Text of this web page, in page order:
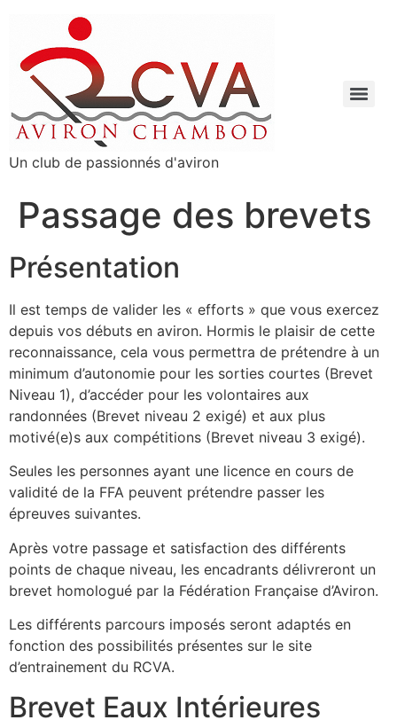
Un club de passionnés d'aviron
Passage des brevets
Présentation
Il est temps de valider les « efforts » que vous exercez
depuis vos débuts en aviron. Hormis le plaisir de cette
reconnaissance, cela vous permettra de prétendre à un
minimum d’autonomie pour les sorties courtes (Brevet
Niveau 1), d’accéder pour les volontaires aux
randonnées (Brevet niveau 2 exigé) et aux plus
motivé(e)s aux compétitions (Brevet niveau 3 exigé).
Seules les personnes ayant une licence en cours de
validité de la FFA peuvent prétendre passer les
épreuves suivantes.
Après votre passage et satisfaction des différents
points de chaque niveau, les encadrants délivreront un
brevet homologué par la Fédération Française d’Aviron.
Les différents parcours imposés seront adaptés en
fonction des possibilités présentes sur le site
d’entrainement du RCVA.
Brevet Eaux Intérieures